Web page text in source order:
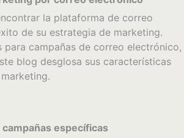
la plataforma de correo
de su estrategia de marketing.
campañas de correo electrónico,
blog desglosa sus características
específicas